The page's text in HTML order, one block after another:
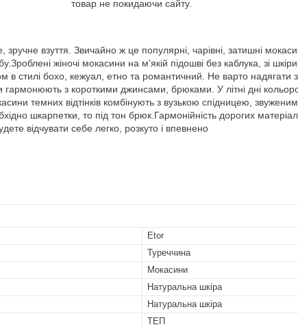
товар не покидаючи сайту.
зручне взуття. Звичайно ж це популярні, чарівні, затишні
жіночі мокасини на м'якій підошві без каблука, зі
в стилі бохо, кежуал, етно та романтичний. Не варто надягати
з короткими джинсами, брюками. У літні дні
темних відтінків комбінують з вузькою спідницею,
шкарпетки, то під тон брюк.Гармонійність дорогих
відчувати себе легко, розкуто і впевнено
Etor
Туреччина
Мокасини
Натуральна шкіра
Натуральна шкіра
ТЕП